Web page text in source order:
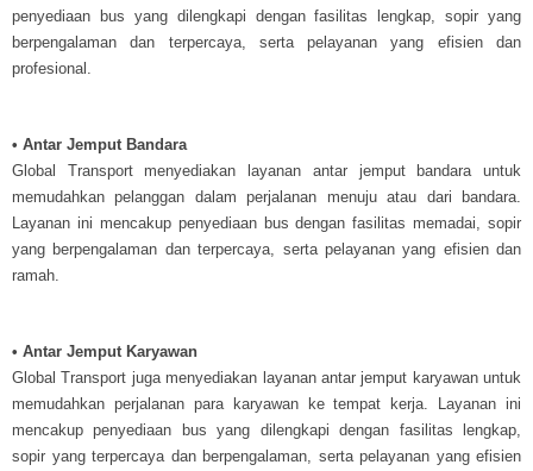
penyediaan bus yang dilengkapi dengan fasilitas lengkap, sopir yang
berpengalaman dan terpercaya, serta pelayanan yang efisien dan
profesional.
• Antar Jemput Bandara
Global Transport menyediakan layanan antar jemput bandara untuk
memudahkan pelanggan dalam perjalanan menuju atau dari bandara.
Layanan ini mencakup penyediaan bus dengan fasilitas memadai, sopir
yang berpengalaman dan terpercaya, serta pelayanan yang efisien dan
ramah.
• Antar Jemput Karyawan
Global Transport juga menyediakan layanan antar jemput karyawan untuk
memudahkan perjalanan para karyawan ke tempat kerja. Layanan ini
mencakup penyediaan bus yang dilengkapi dengan fasilitas lengkap,
sopir yang terpercaya dan berpengalaman, serta pelayanan yang efisien